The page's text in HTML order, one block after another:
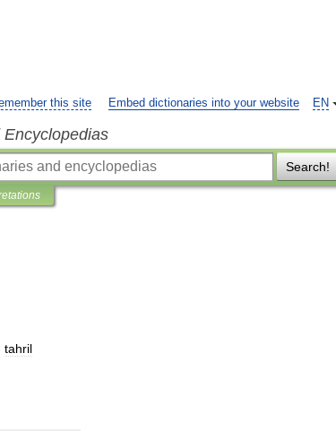
EN
this site Embed dictionaries into your website
Search!
tahril